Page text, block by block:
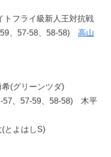
トフライ級新人王対抗戦
、57-58、58-58) 高山
(グリーンツダ)
、57-59、58-58) 木平
よはしS)